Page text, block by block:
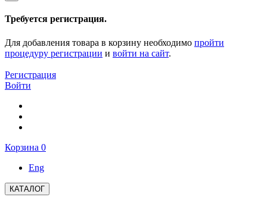
Требуется регистрация.
Для добавления товара в корзину необходимо пройти
процедуру регистрации и войти на сайт.
Регистрация
Войти
Корзина 0
Eng
КАТАЛОГ